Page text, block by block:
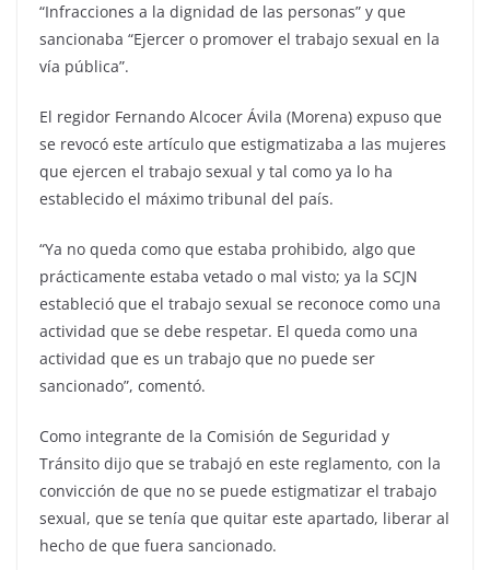
“Infracciones a la dignidad de las personas” y que
sancionaba “Ejercer o promover el trabajo sexual en la
vía pública”.
El regidor Fernando Alcocer Ávila (Morena) expuso que
se revocó este artículo que estigmatizaba a las mujeres
que ejercen el trabajo sexual y tal como ya lo ha
establecido el máximo tribunal del país.
“Ya no queda como que estaba prohibido, algo que
prácticamente estaba vetado o mal visto; ya la SCJN
estableció que el trabajo sexual se reconoce como una
actividad que se debe respetar. El queda como una
actividad que es un trabajo que no puede ser
sancionado”, comentó.
Como integrante de la Comisión de Seguridad y
Tránsito dijo que se trabajó en este reglamento, con la
convicción de que no se puede estigmatizar el trabajo
sexual, que se tenía que quitar este apartado, liberar al
hecho de que fuera sancionado.